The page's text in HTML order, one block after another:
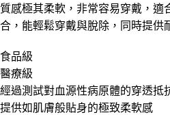
質感極其柔軟，非常容易穿戴，適
合，能輕鬆穿戴與脫除，同時提供
食品級
醫療級
經過測試對血源性病原體的穿透抵
提供如肌膚般貼身的極致柔軟感